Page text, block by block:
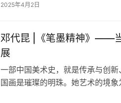
2025年4月2日
邓代昆 |《笔墨精神》——
展
一部中国美术史，就是传承与创
国画是璀璨的明珠。她艺术的境